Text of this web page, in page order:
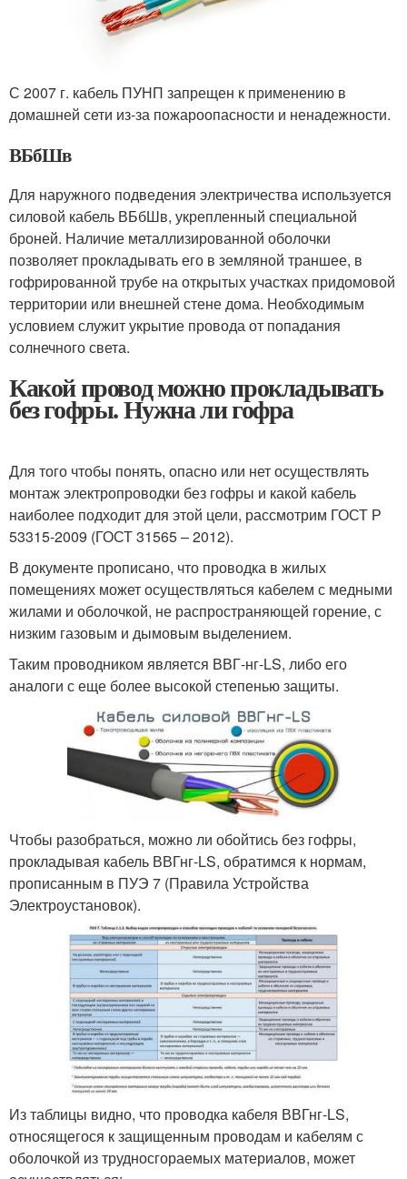
С 2007 г. кабель ПУНП запрещен к применению в
домашней сети из-за пожароопасности и ненадежности.
ВБбШв
Для наружного подведения электричества используется
силовой кабель ВБбШв, укрепленный специальной
броней. Наличие металлизированной оболочки
позволяет прокладывать его в земляной траншее, в
гофрированной трубе на открытых участках придомовой
территории или внешней стене дома. Необходимым
условием служит укрытие провода от попадания
солнечного света.
Какой провод можно прокладывать
без гофры. Нужна ли гофра
Для того чтобы понять, опасно или нет осуществлять
монтаж электропроводки без гофры и какой кабель
наиболее подходит для этой цели, рассмотрим ГОСТ Р
53315-2009 (ГОСТ 31565 – 2012).
В документе прописано, что проводка в жилых
помещениях может осуществляться кабелем с медными
жилами и оболочкой, не распространяющей горение, с
низким газовым и дымовым выделением.
Таким проводником является ВВГ-нг-LS, либо его
аналоги с еще более высокой степенью защиты.
Чтобы разобраться, можно ли обойтись без гофры,
прокладывая кабель ВВГнг-LS, обратимся к нормам,
прописанным в ПУЭ 7 (Правила Устройства
Электроустановок).
Из таблицы видно, что проводка кабеля ВВГнг-LS,
относящегося к защищенным проводам и кабелям с
оболочкой из трудносгораемых материалов, может